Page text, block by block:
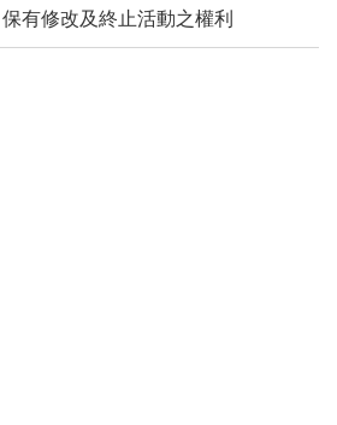
保有修改及終止活動之權利